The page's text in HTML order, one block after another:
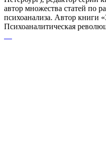
автор множества статей по
психоанализа. Автор книги
Психоаналитическая